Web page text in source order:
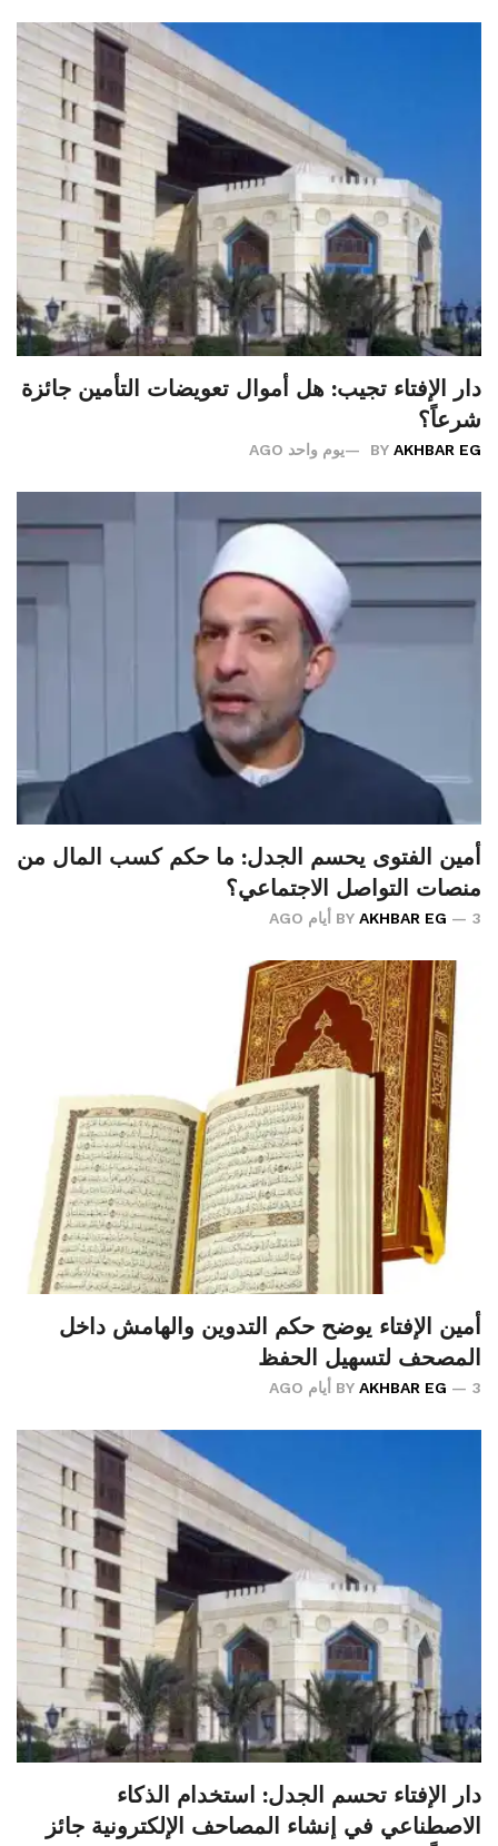
دار الإفتاء تجيب: هل أموال تعويضات التأمين جائزة
شرعاً؟
BY AKHBAR EG يوم واحد AGO
أمين الفتوى يحسم الجدل: ما حكم كسب المال من
منصات التواصل الاجتماعي؟
BY AKHBAR EG 3 أيام AGO
أمين الإفتاء يوضح حكم التدوين والهامش داخل
المصحف لتسهيل الحفظ
BY AKHBAR EG 3 أيام AGO
دار الإفتاء تحسم الجدل: استخدام الذكاء
الاصطناعي في إنشاء المصاحف الإلكترونية جائز